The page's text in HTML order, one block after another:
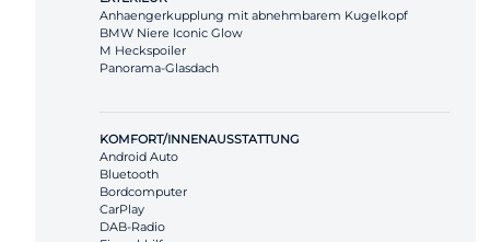
Anhaengerkupplung mit abnehmbarem Kugelkopf
BMW Niere Iconic Glow
M Heckspoiler
Panorama-Glasdach
KOMFORT/INNENAUSSTATTUNG
Android Auto
Bluetooth
Bordcomputer
CarPlay
DAB-Radio